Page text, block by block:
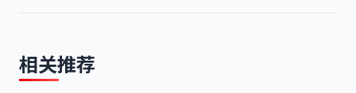
相关推荐